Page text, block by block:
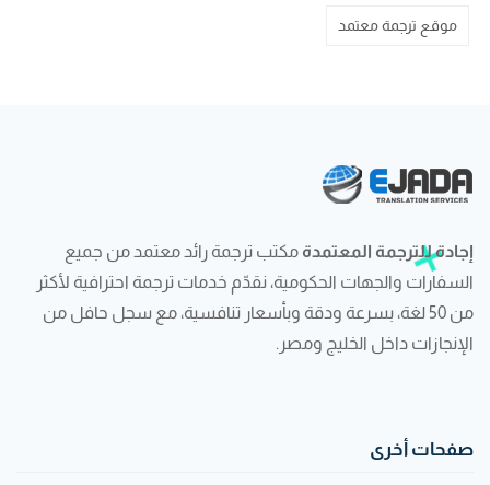
موقع ترجمة معتمد
إجادة للترجمة المعتمدة مكتب ترجمة رائد معتمد من جميع
السفارات والجهات الحكومية، نقدّم خدمات ترجمة احترافية لأكثر
من 50 لغة، بسرعة ودقة وبأسعار تنافسية، مع سجل حافل من
الإنجازات داخل الخليج ومصر.
صفحات أخرى